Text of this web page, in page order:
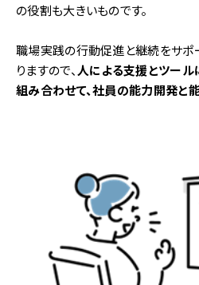
の役割も大きいものです。
職場実践の行動促進と継続をサポ
りますので、人による支援とツール
組み合わせて、社員の能力開発と